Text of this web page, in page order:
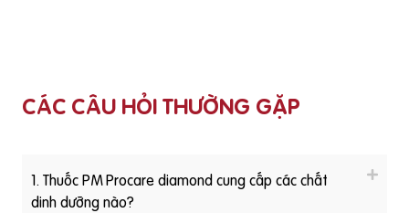
CÁC CÂU HỎI THƯỜNG GẶP
1. Thuốc PM Procare diamond cung cấp các chất
dinh dưỡng nào?